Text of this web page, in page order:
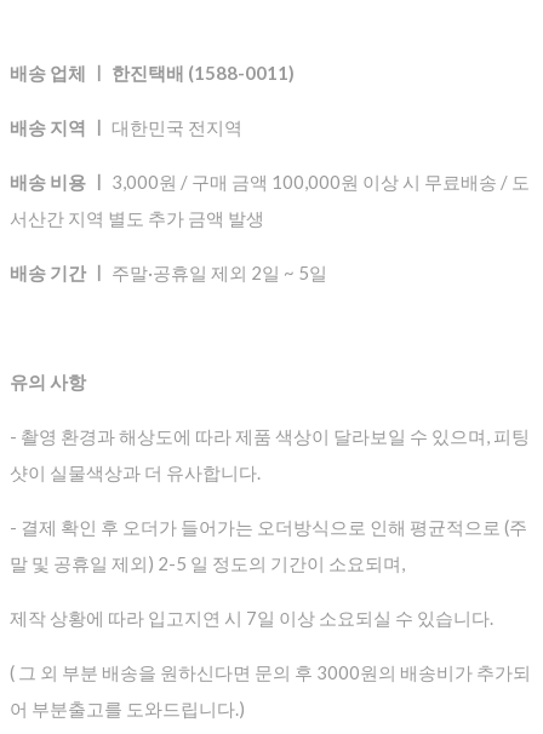
배송 업체 ㅣ 한진택배 (1588-0011)
배송 지역 ㅣ 대한민국 전지역
배송 비용 ㅣ 3,000원 / 구매 금액 100,000원 이상 시 무료배송 / 도
서산간 지역 별도 추가 금액 발생
배송 기간 ㅣ 주말·공휴일 제외 2일 ~ 5일
유의 사항
- 촬영 환경과 해상도에 따라 제품 색상이 달라보일 수 있으며, 피팅
샷이 실물색상과 더 유사합니다.
- 결제 확인 후 오더가 들어가는 오더방식으로 인해 평균적으로 (주
말 및 공휴일 제외) 2-5 일 정도의 기간이 소요되며,
제작 상황에 따라 입고지연 시 7일 이상 소요되실 수 있습니다.
( 그 외 부분 배송을 원하신다면 문의 후 3000원의 배송비가 추가되
어 부분출고를 도와드립니다.)